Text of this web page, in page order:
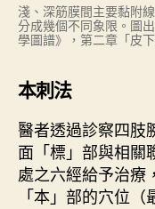
淺、深筋膜間主要黏附
分成幾個不同象限。圖
學圖譜》，第二章「皮
本刺法
醫者透過診察四肢
面「標」部與相關
處之六經給予治療
「本」部的穴位（